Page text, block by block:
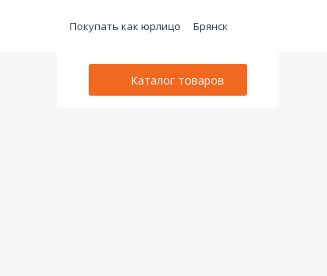
Покупать как юрлицо Брянск
Каталог товаров